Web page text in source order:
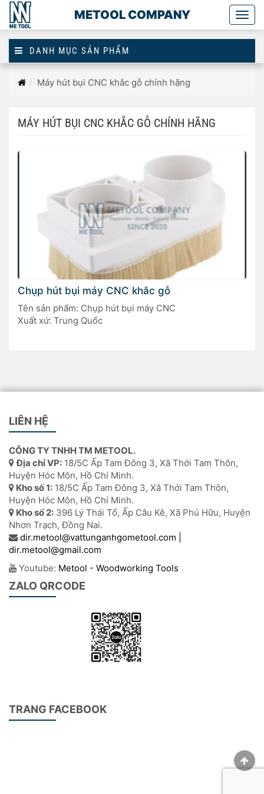
METOOL COMPANY
DANH MỤC SẢN PHẨM
TrangMáy hút bụi CNC khắc gỗ chính hãng
MÁY HÚT BỤI CNC KHẮC GỖ CHÍNH HÃNG
Chụp hút bụi máy CNC khắc gỗ
Tên sản phẩm: Chụp hút bụi máy CNC
Xuất xứ: Trung Quốc
LIÊN HỆ
CÔNG TY TNHH TM METOOL.
Địa chỉ VP: 18/5C Ấp Tam Đông 3, Xã Thới Tam Thôn,
Huyện Hóc Môn, Hồ Chí Minh.
Kho số 1: 18/5C Ấp Tam Đông 3, Xã Thới Tam Thôn,
Huyện Hóc Môn, Hồ Chí Minh.
Kho số 2: 396 Lý Thái Tổ, Ấp Câu Kê, Xã Phú Hữu, Huyện
Nhơn Trạch, Đồng Nai.
dir.metool@vattunganhgometool.com |
dir.metool@gmail.com
Youtube: Metool - Woodworking Tools
ZALO QRCODE
TRANG FACEBOOK